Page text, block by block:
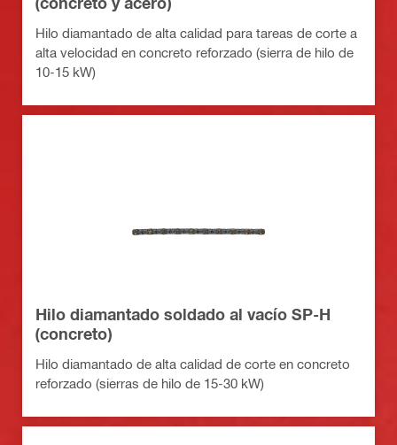
Hilo diamantado de alta calidad para tareas de corte a
alta velocidad en concreto reforzado (sierra de hilo de
10-15 kW)
Hilo diamantado soldado al vacío SP-H
(concreto)
Hilo diamantado de alta calidad de corte en concreto
reforzado (sierras de hilo de 15-30 kW)